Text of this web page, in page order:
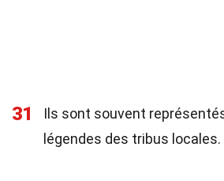
31
Ils sont souvent
légendes des tribus locales.